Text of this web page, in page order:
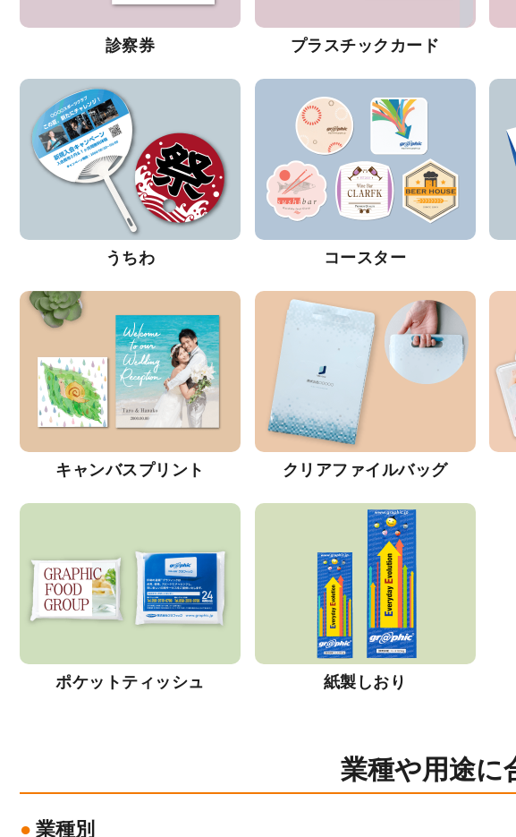
診察券 プラスチックカード
うちわ コースター
キャンバスプリント クリアファイルバッグ
ポケットティッシュ 紙製しおり
業種や用途に
業種別